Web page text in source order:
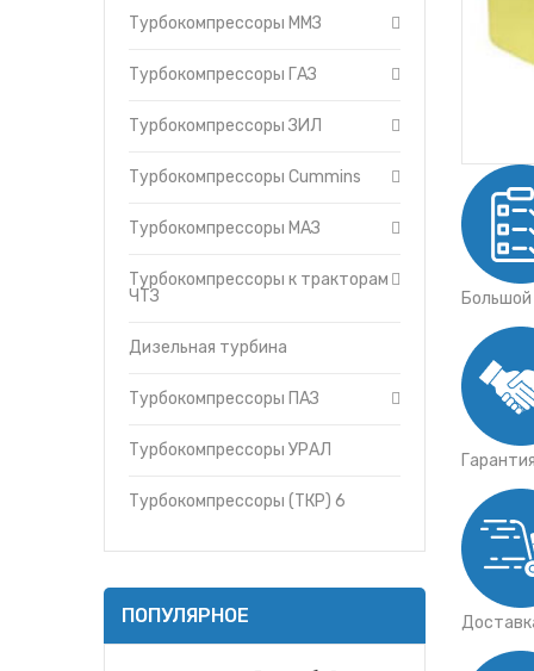
Доставка
Турбокомпрессоры ММЗ
Турбокомпрессоры ГАЗ
Турбокомпрессоры ЗИЛ
Турбокомпрессоры Cummins
Турбокомпрессоры МАЗ
Турбокомпрессоры к тракторам
ЧТЗ
Дизельная турбина
Турбокомпрессоры ПАЗ
Турбокомпрессоры УРАЛ
Турбокомпрессоры (ТКР) 6
ПОПУЛЯРНОЕ
Гарантия